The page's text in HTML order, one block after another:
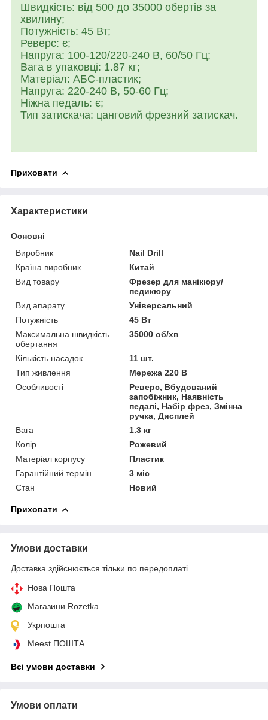
Швидкість: від 500 до 35000 обертів за
хвилину;
Потужність: 45 Вт;
Реверс: є;
Напруга: 100-120/220-240 В, 60/50 Гц;
Вага в упаковці: 1.87 кг;
Матеріал: АБС-пластик;
Напруга: 220-240 В, 50-60 Гц;
Ніжна педаль: є;
Тип затискача: цанговий фрезний затискач.
Приховати
Характеристики
Основні
Виробник
Nail Drill
Країна виробник
Китай
Вид товару
Фрезер для манікюру/
педикюру
Вид апарату
Універсальний
Потужність
45 Вт
Максимальна швидкість
обертання
35000 об/хв
Кількість насадок
11 шт.
Тип живлення
Мережа 220 В
Особливості
Реверс, Вбудований
запобіжник, Наявність
педалі, Набір фрез, Змінна
ручка, Дисплей
Вага
1.3 кг
Колір
Рожевий
Матеріал корпусу
Пластик
Гарантійний термін
3 міс
Стан
Новий
Приховати
Умови доставки
Доставка здійснюється тільки по передоплаті.
Нова Пошта
Магазини Rozetka
Укрпошта
Meest ПОШТА
Всі умови доставки
Умови оплати